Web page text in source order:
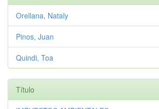
Orellana, Nataly
Pinos, Juan
Quindi, Toa
Título